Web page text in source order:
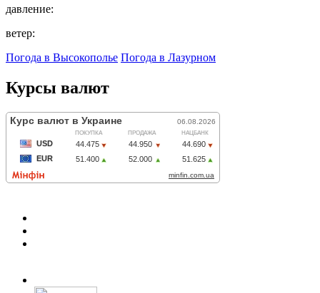
давление:
ветер:
Погода в Высокополье Погода в Лазурном
Курсы валют